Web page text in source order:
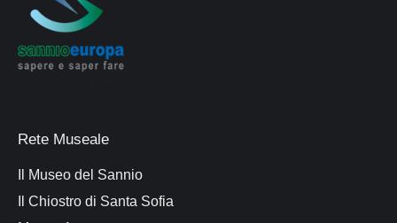
Rete Museale
Il Museo del Sannio
Il Chiostro di Santa Sofia